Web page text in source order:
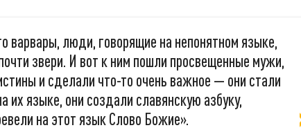
варвары, люди, говорящие на непонятном языке,
звери. И вот к ним пошли просвещенные мужи,
и сделали что-то очень важное — они стали
их языке, они создали славянскую азбуку,
на этот язык Слово Божие».